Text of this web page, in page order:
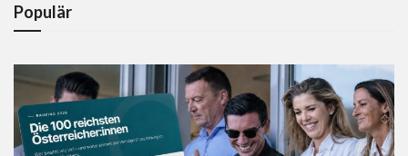
Populär